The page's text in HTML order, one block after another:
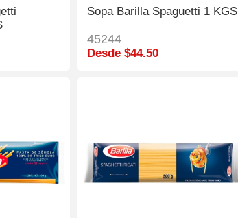
Sopa Barilla Spaguetti 1 KGS
45244
Desde $44.50